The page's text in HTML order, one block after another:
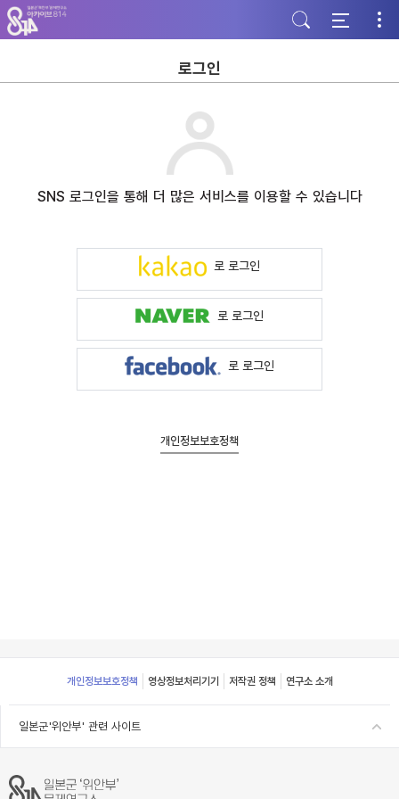
주
메
뉴
가
본
문
바
기
하
단
바
기
로그인
SNS 로그인을 통해 더 많은 서비스를 이용할 수 있습니다
로 로그인
로 로그인
로 로그인
개인정보보호정책
Footer
개인정보보호정책 영상정보처리기기 저작권 정책 연구소 소개
일본군'위안부' 관련 사이트